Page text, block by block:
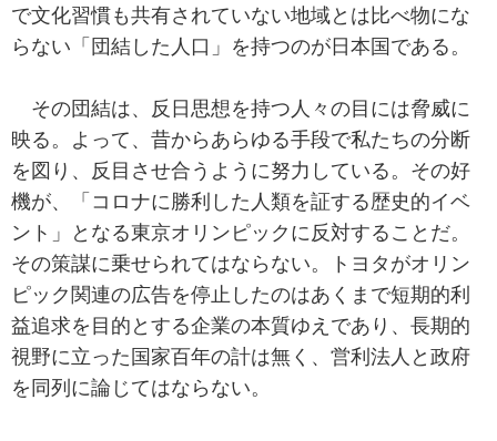
で文化習慣も共有されていない地域とは比べ物にな
らない「団結した人口」を持つのが日本国である。
その団結は、反日思想を持つ人々の目には脅威に
映る。よって、昔からあらゆる手段で私たちの分断
を図り、反目させ合うように努力している。その好
機が、「コロナに勝利した人類を証する歴史的イベ
ント」となる東京オリンピックに反対することだ。
その策謀に乗せられてはならない。トヨタがオリン
ピック関連の広告を停止したのはあくまで短期的利
益追求を目的とする企業の本質ゆえであり、長期的
視野に立った国家百年の計は無く、営利法人と政府
を同列に論じてはならない。